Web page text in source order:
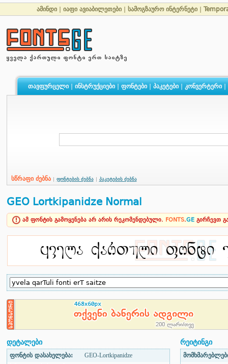
ამინდი იაფი ავიაბილეთები სამოგზაურო ინტერნეტი
თავფურცელი| ინსტრუქციები| ფონტები| პაკეტები| კონვერტერი|
სწრაფი ძებნა ფონტების ძებნა პაკეტების ძებნა
GEO Lortkipanidze Normal
ამ ფონტის გამოყენება არ არის რეკომენდებული. FONTS.GE გირჩევთ
დეტალები
ფონტის დასახელება:
GEO-Lortkipanidze
რეიტინგი